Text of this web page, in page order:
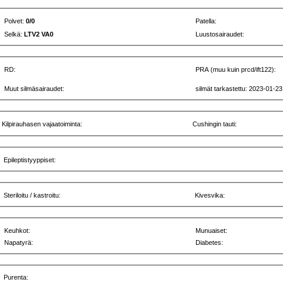
Polvet:0/0 Patella:
Selkä:LTV2 VA0 Luustosairaudet:
RD: PRA (muu kuin prcd/ift122):
Muut silmäsairaudet: silmät tarkastettu: 2023-01-23
Kilpirauhasen vajaatoiminta: Cushingin tauti:
Epileptistyyppiset:
Steriloitu / kastroitu: Kivesvika:
Keuhkot: Munuaiset:
Napatyrä: Diabetes:
Purenta: